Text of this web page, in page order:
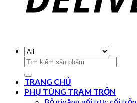
Search
for:
TRANG CHỦ
PHỤ TÙNG TRẠM TRỘN